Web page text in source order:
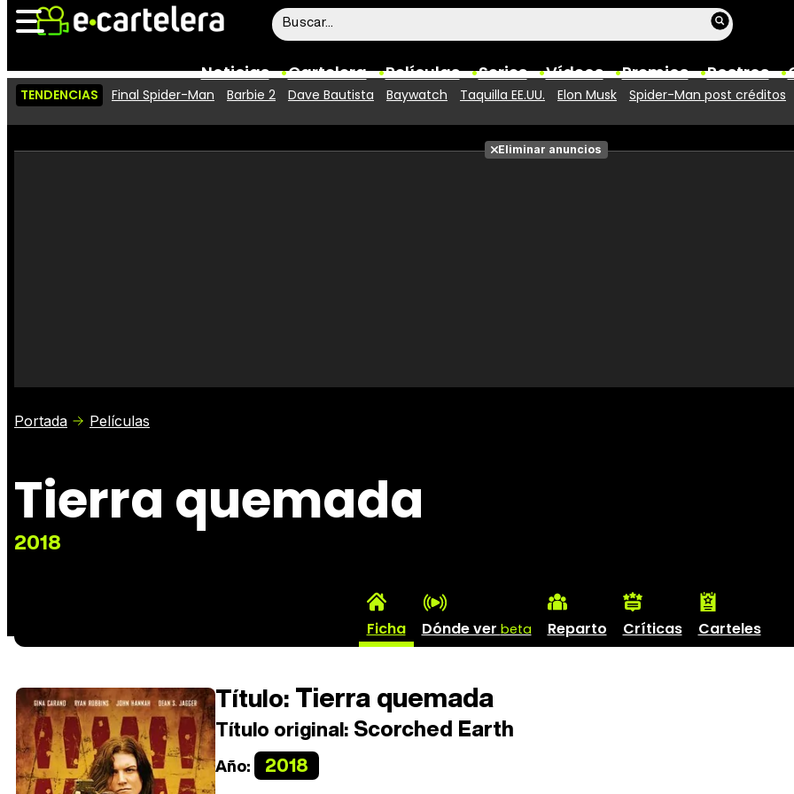
Noticias Cartelera Películas Series Vídeos Premios Rostros
Vídeos
Taquilla Fotos
TENDENCIAS Final Spider-Man Barbie 2 Dave Bautista Baywatch Taquilla EE.UU. Elon Musk Spider-Man post créditos
Eliminar anuncios
Portada Películas
Tierra quemada
2018
Ficha Dónde ver beta Reparto Críticas Carteles
Título:Tierra quemada
Título original: Scorched Earth
Año: 2018